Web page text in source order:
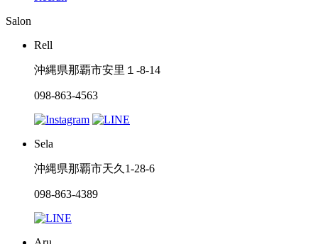
Salon
Rell
沖縄県那覇市安里１-8-14
098-863-4563
Sela
沖縄県那覇市天久1-28-6
098-863-4389